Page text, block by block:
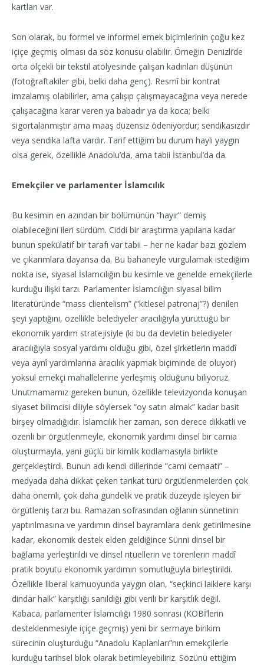
kartları var.
Son olarak, bu formel ve informel emek biçimlerinin çoğu kez
içiçe geçmiş olması da söz konusu olabilir. Örneğin Denizli’de
orta ölçekli bir tekstil atölyesinde çalışan kadınları düşünün
(fotoğraftakiler gibi, belki daha genç). Resmî bir kontrat
imzalamış olabilirler, ama çalışıp çalışmayacağına veya nerede
çalışacağına karar veren ya babadır ya da koca; belki
sigortalanmıştır ama maaş düzensiz ödeniyordur; sendikasızdır
veya sendika lafta vardır. Tarif ettiğim bu durum hayli yaygın
olsa gerek, özellikle Anadolu’da, ama tabii İstanbul’da da.
Emekçiler ve parlamenter İslamcılık
Bu kesimin en azından bir bölümünün “hayır” demiş
olabileceğini ileri sürdüm. Ciddi bir araştırma yapılana kadar
bunun spekülatif bir tarafı var tabii – her ne kadar bazı gözlem
ve çıkarımlara dayansa da. Bu bahaneyle vurgulamak istediğim
nokta ise, siyasal İslamcılığın bu kesimle ve genelde emekçilerle
kurduğu ilişki tarzı. Parlamenter İslamcılığın siyasal bilim
literatüründe “mass clientelism” (“kitlesel patronaj”?) denilen
şeyi yaptığını, özellikle belediyeler aracılığıyla yürüttüğü bir
ekonomik yardım stratejisiyle (ki bu da devletin belediyeler
aracılığıyla sosyal yardımı olduğu gibi, özel şirketlerin maddî
veya aynî yardımlarına aracılık yapmak biçiminde de oluyor)
yoksul emekçi mahallelerine yerleşmiş olduğunu biliyoruz.
Unutmamamız gereken bunun, özellikle televizyonda konuşan
siyaset bilimcisi diliyle söylersek “oy satın almak” kadar basit
birşey olmadığıdır. İslamcılık her zaman, son derece dikkatli ve
özenli bir örgütlenmeyle, ekonomik yardımı dinsel bir camia
oluşturmayla, yani güçlü bir kimlik kodlamasıyla birlikte
gerçekleştirdi. Bunun adı kendi dillerinde “cami cemaati” –
medyada daha dikkat çeken tarikat türü örgütlenmelerden çok
daha önemli, çok daha gündelik ve pratik düzeyde işleyen bir
örgütleniş tarzı bu. Ramazan sofrasından oğlanın sünnetinin
yaptırılmasına ve yardımın dinsel bayramlara denk getirilmesine
kadar, ekonomik destek elden geldiğince Sünni dinsel bir
bağlama yerleştirildi ve dinsel ritüellerin ve törenlerin maddî
pratik boyutu ekonomik yardımın somutluğuyla birleştirildi.
Özellikle liberal kamuoyunda yaygın olan, “seçkinci laiklere karşı
dindar halk” karşıtlığı sanıldığı gibi verili bir karşıtlık değil.
Kabaca, parlamenter İslamcılığı 1980 sonrası (KOBİ’lerin
desteklenmesiyle içiçe geçmiş) yeni bir sermaye birikim
sürecinin oluşturduğu “Anadolu Kaplanları”nın emekçilerle
kurduğu tarihsel blok olarak betimleyebiliriz. Sözünü ettiğim